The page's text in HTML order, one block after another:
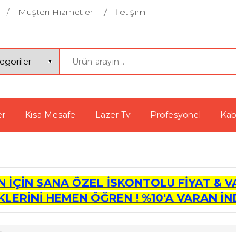
Müşteri Hizmetleri İletişim
Kısa Mesafe Lazer Tv Profesyonel
İÇİN SANA ÖZEL İSKONTOLU FİYAT &
HEMEN ÖĞREN ! %10'A VARAN